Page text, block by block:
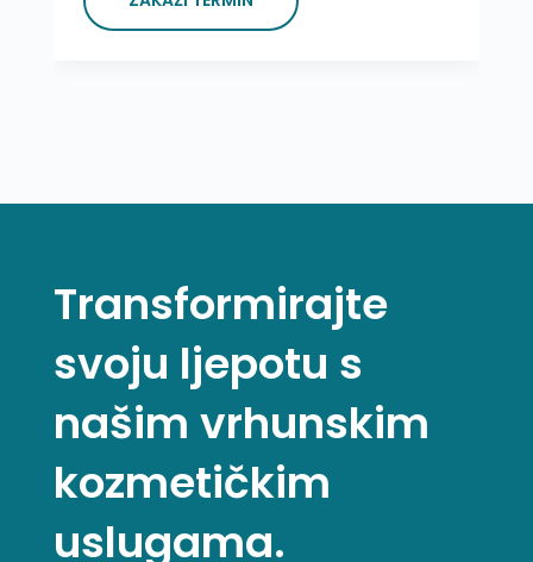
Transformirajte
svoju ljepotu s
našim vrhunskim
kozmetičkim
uslugama.